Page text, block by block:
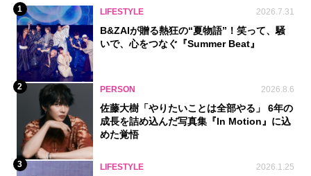
1 LIFESTYLE 2026.7.31
B&ZAIが贈る熱狂の“夏物語”！笑って、騒
いで、心をつなぐ『Summer Beat』
2 PERSON 2026.8.6
佐藤大樹「やりたいことは全部やる」 6年の
成長を詰め込んだ写真集『In Motion』に込
めた覚悟
3 LIFESTYLE 2026.1.25